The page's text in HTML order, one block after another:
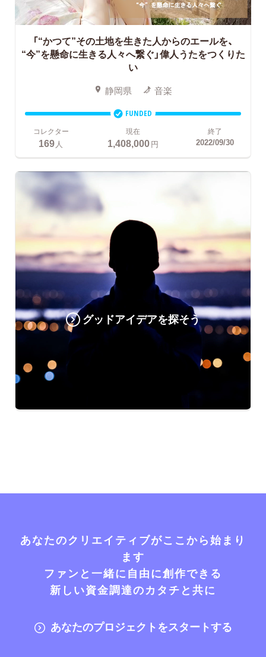
「“かつて”その土地を生きた人からのエールを、
“今”を懸命に生きる人々へ繋ぐ」偉人うたをつくりた
い
静岡県 音楽
FUNDED
コレクター
169 人
現在
1,408,000円
終了
2022/09/30
グッドアイデアを探そう
あなたのクリエイティブがここから始まり
ます
ファンと一緒に自由に創作できる
新しい資金調達のカタチと共に
あなたのプロジェクトをスタートする